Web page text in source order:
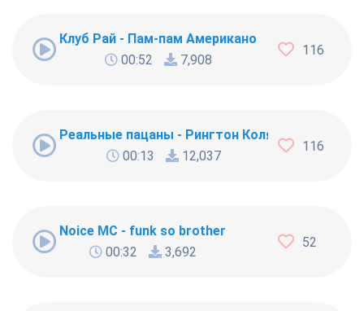
Клуб Рай - Пам-пам Американо
00:52
7,908
116
Реальные пацаны - Рингтон Коляна
00:13
12,037
116
Noice MC - funk so brother
00:32
3,692
52